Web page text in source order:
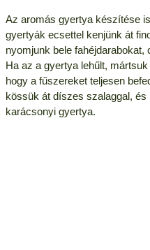
Az aromás gyertya készítése
gyertyák ecsettel kenjünk át
nyomjunk bele fahéjdarabokat,
Ha az a gyertya lehűlt,
hogy a fűszereket teljesen
kössük át díszes szalaggal,
karácsonyi gyertya.